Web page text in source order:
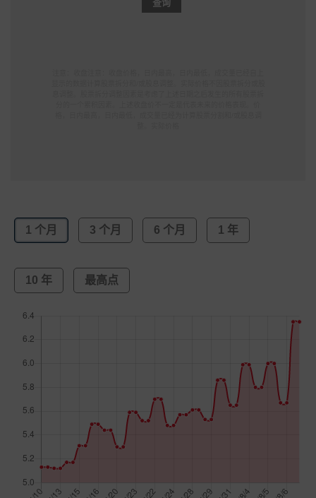
1 个月 3 个月 6 个月 1 年
10 年 最高点​